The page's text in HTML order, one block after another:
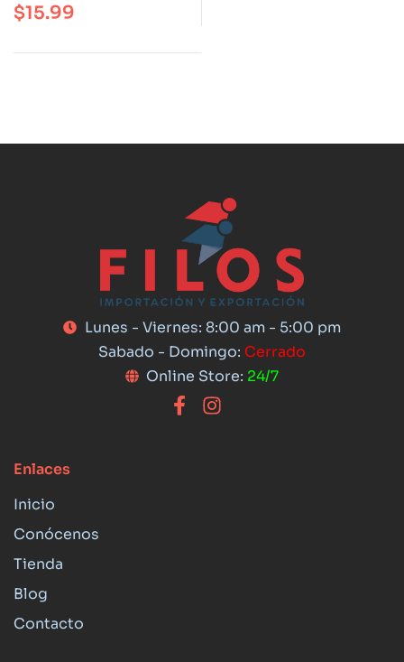
$15.99
Lunes - Viernes: 8:00 am - 5:00 pm
Sabado - Domingo: Cerrado
Online Store: 24/7
Enlaces
Inicio
Conócenos
Tienda
Blog
Contacto